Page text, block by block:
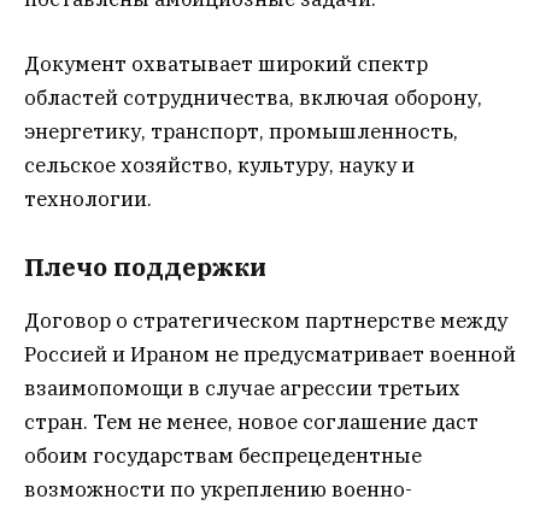
Документ охватывает широкий спектр
областей сотрудничества, включая оборону,
энергетику, транспорт, промышленность,
сельское хозяйство, культуру, науку и
технологии.
Плечо поддержки
Договор о стратегическом партнерстве между
Россией и Ираном не предусматривает военной
взаимопомощи в случае агрессии третьих
стран. Тем не менее, новое соглашение даст
обоим государствам беспрецедентные
возможности по укреплению военно-